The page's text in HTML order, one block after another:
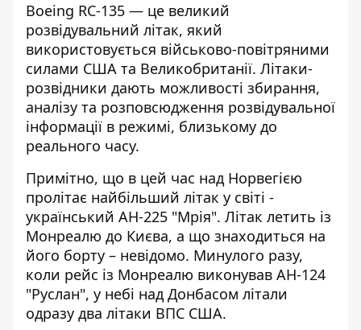
Boeing RC-135 — це великий
розвідувальний літак, який
використовується військово-повітряними
силами США та Великобританії. Літаки-
розвідники дають можливості збирання,
аналізу та розповсюдження розвідувальної
інформації в режимі, близькому до
реального часу.
Примітно, що в цей час над Норвегією
пролітає найбільший літак у світі -
український АН-225 "Мрія". Літак летить із
Монреалю до Києва, а що знаходиться на
його борту – невідомо. Минулого разу,
коли рейс із Монреалю виконував АН-124
"Руслан", у небі над Донбасом літали
одразу два літаки ВПС США.